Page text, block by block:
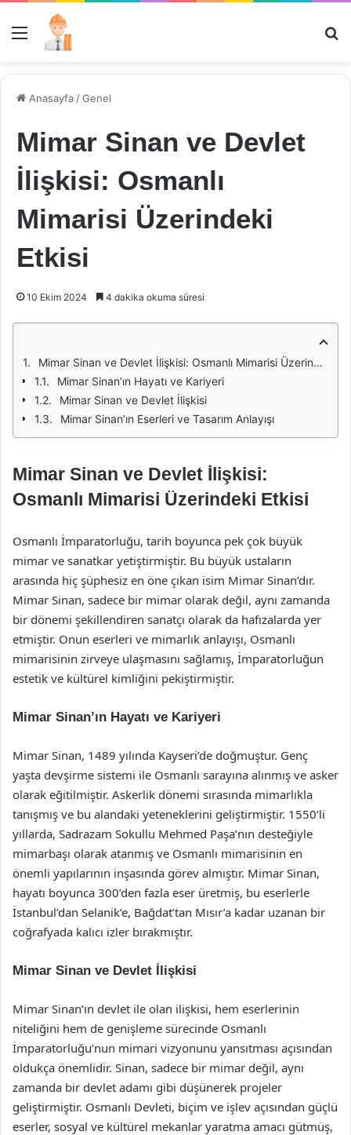
Menü
Anasayfa /Genel
Mimar Sinan ve Devlet
İlişkisi: Osmanlı
Mimarisi Üzerindeki
Etkisi
10 Ekim 2024 4 dakika okuma süresi
Mimar Sinan ve Devlet İlişkisi: Osmanlı Mimarisi Üzerindeki Etkisi
Mimar Sinan’ın Hayatı ve Kariyeri
Mimar Sinan ve Devlet İlişkisi
Mimar Sinan’ın Eserleri ve Tasarım Anlayışı
Mimar Sinan ve Devlet İlişkisi:
Osmanlı Mimarisi Üzerindeki Etkisi
Osmanlı İmparatorluğu, tarih boyunca pek çok büyük
mimar ve sanatkar yetiştirmiştir. Bu büyük ustaların
arasında hiç şüphesiz en öne çıkan isim Mimar Sinan’dır.
Mimar Sinan, sadece bir mimar olarak değil, aynı zamanda
bir dönemi şekillendiren sanatçı olarak da hafızalarda yer
etmiştir. Onun eserleri ve mimarlık anlayışı, Osmanlı
mimarisinin zirveye ulaşmasını sağlamış, İmparatorluğun
estetik ve kültürel kimliğini pekiştirmiştir.
Mimar Sinan’ın Hayatı ve Kariyeri
Mimar Sinan, 1489 yılında Kayseri’de doğmuştur. Genç
yaşta devşirme sistemi ile Osmanlı sarayına alınmış ve asker
olarak eğitilmiştir. Askerlik dönemi sırasında mimarlıkla
tanışmış ve bu alandaki yeteneklerini geliştirmiştir. 1550’li
yıllarda, Sadrazam Sokullu Mehmed Paşa’nın desteğiyle
mimarbaşı olarak atanmış ve Osmanlı mimarisinin en
önemli yapılarının inşasında görev almıştır. Mimar Sinan,
hayatı boyunca 300’den fazla eser üretmiş, bu eserlerle
İstanbul’dan Selanik’e, Bağdat’tan Mısır’a kadar uzanan bir
coğrafyada kalıcı izler bırakmıştır.
Mimar Sinan ve Devlet İlişkisi
Mimar Sinan’ın devlet ile olan ilişkisi, hem eserlerinin
niteliğini hem de genişleme sürecinde Osmanlı
İmparatorluğu’nun mimari vizyonunu yansıtması açısından
oldukça önemlidir. Sinan, sadece bir mimar değil, aynı
zamanda bir devlet adamı gibi düşünerek projeler
geliştirmiştir. Osmanlı Devleti, biçim ve işlev açısından güçlü
eserler, sosyal ve kültürel mekanlar yaratma amacı gütmüş,